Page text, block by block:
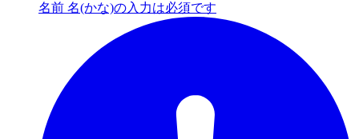
名前 名(かな)の入力は必須です